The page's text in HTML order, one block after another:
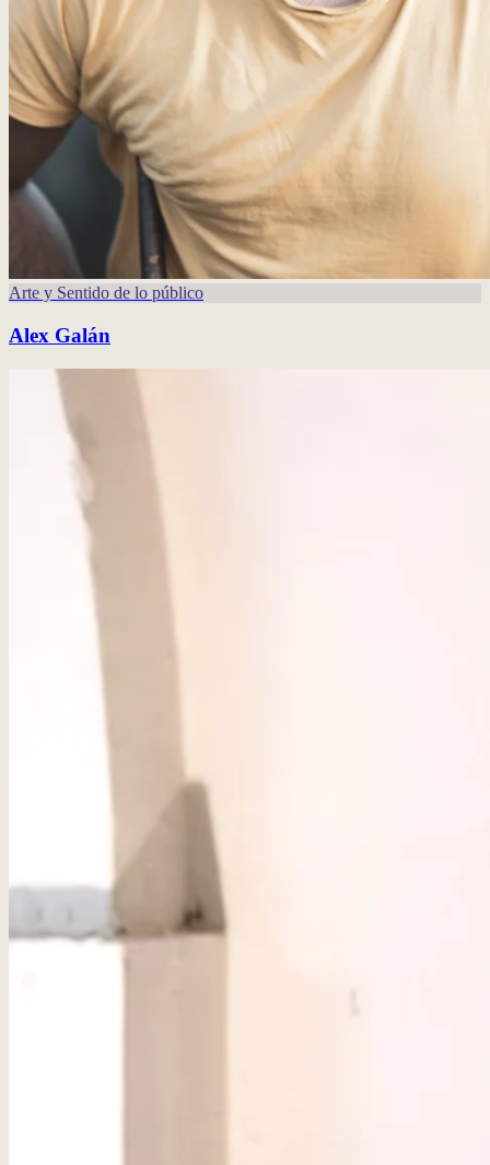
Arte y Sentido de lo público
Alex Galán